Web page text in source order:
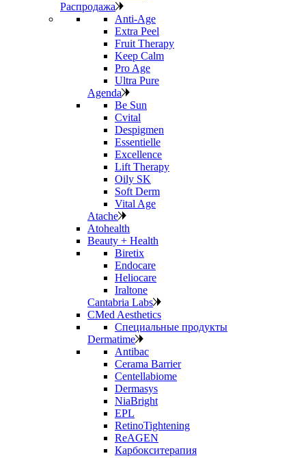
Распродажа
Anti‑Age
Extra Peel
Fruit Therapy
Keep Calm
Pro Age
Ultra Pure
Agenda
Be Sun
Cvital
Despigmen
Essentielle
Excellence
Lift Therapy
Oily SK
Soft Derm
Vital Age
Atache
Atohealth
Beauty + Health
Biretix
Endocare
Heliocare
Iraltone
Cantabria Labs
CMed Aesthetics
Специальные продукты
Dermatime
Antibac
Cerama Barrier
Centellabiome
Dermasys
NiaBright
EPL
RetinoTightening
ReAGEN
Карбокситерапия